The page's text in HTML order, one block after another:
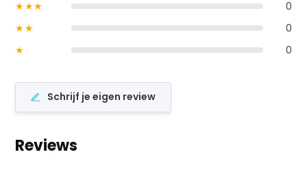
★★★
0
★★
0
★
0
Schrijf je eigen review
Reviews